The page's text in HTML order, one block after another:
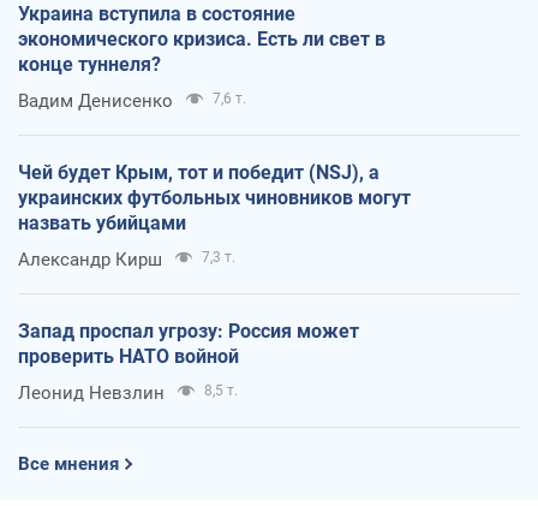
Украина вступила в состояние
экономического кризиса. Есть ли свет в
конце туннеля?
Вадим Денисенко 7,6 т.
Чей будет Крым, тот и победит (NSJ), а
украинских футбольных чиновников могут
назвать убийцами
Александр Кирш 7,3 т.
Запад проспал угрозу: Россия может
проверить НАТО войной
Леонид Невзлин 8,5 т.
Все мнения